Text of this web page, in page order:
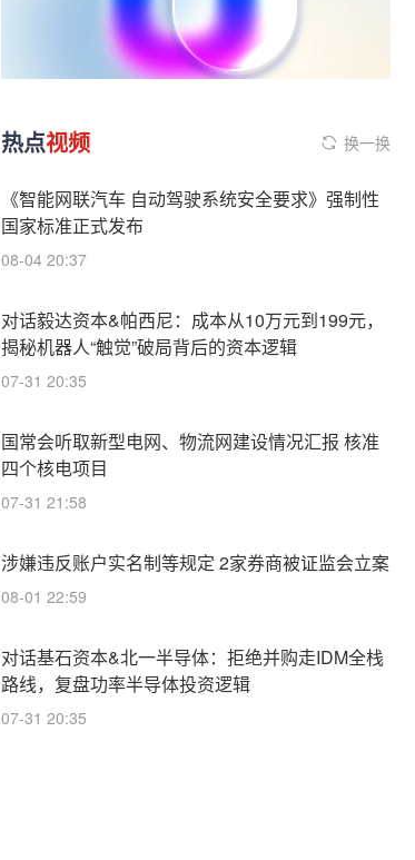
热点视频 换一换
《智能网联汽车 自动驾驶系统安全要求》强制性
国家标准正式发布
08-04 20:37
对话毅达资本&帕西尼：成本从10万元到199元，
揭秘机器人“触觉”破局背后的资本逻辑
07-31 20:35
国常会听取新型电网、物流网建设情况汇报 核准
四个核电项目
07-31 21:58
涉嫌违反账户实名制等规定 2家券商被证监会立案
08-01 22:59
对话基石资本&北一半导体：拒绝并购走IDM全栈
路线，复盘功率半导体投资逻辑
07-31 20:35